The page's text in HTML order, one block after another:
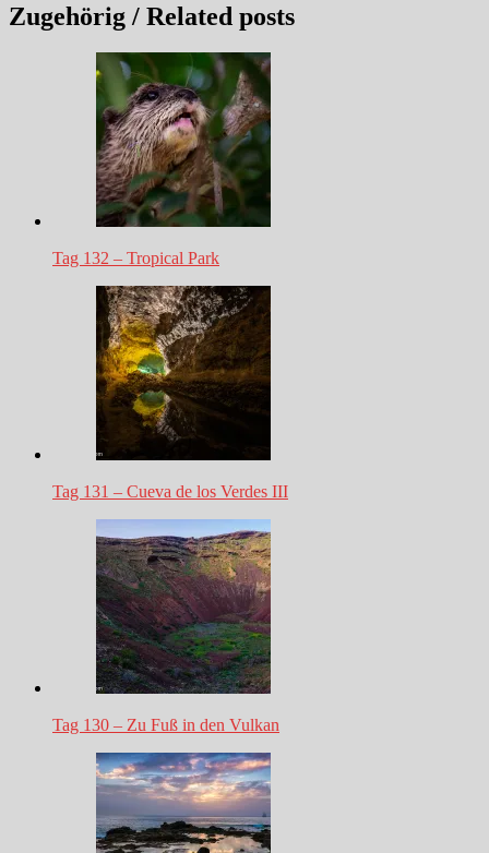
Zugehörig / Related posts
Tag 132 – Tropical Park
Tag 131 – Cueva de los Verdes III
Tag 130 – Zu Fuß in den Vulkan